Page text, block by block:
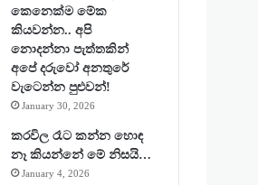
කෙනෙක්ම මේක
කියවන්න.. අපි
නොදන්නා පැත්තකින්
අපේ දරුවෝ අනතුරේ
වැටෙන්න පුළුවන්!
January 30, 2026
කරවිල රෑට කන්න හොඳ
නෑ කියන්නේ මේ නිසයි…
January 4, 2026